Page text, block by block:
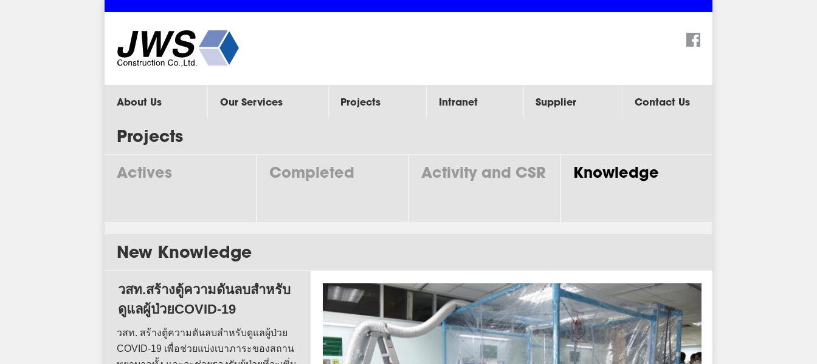
Search:
About Us Our Services Projects Intranet Supplier Contact Us
Projects
Actives Completed Activity and CSR Knowledge
New Knowledge
วสท.สร้างตู้ความดันลบสำหรับ
ดูแลผู้ป่วยCOVID-19
วสท. สร้างตู้ความดันลบสำหรับดูแลผู้ป่วย
COVID-19 เพื่อช่วยแบ่งเบาภาระของสถาน